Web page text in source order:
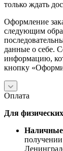
только ждать
Оформление
следующим
данные о себе.
информацию,
кнопку
Оплата
Для